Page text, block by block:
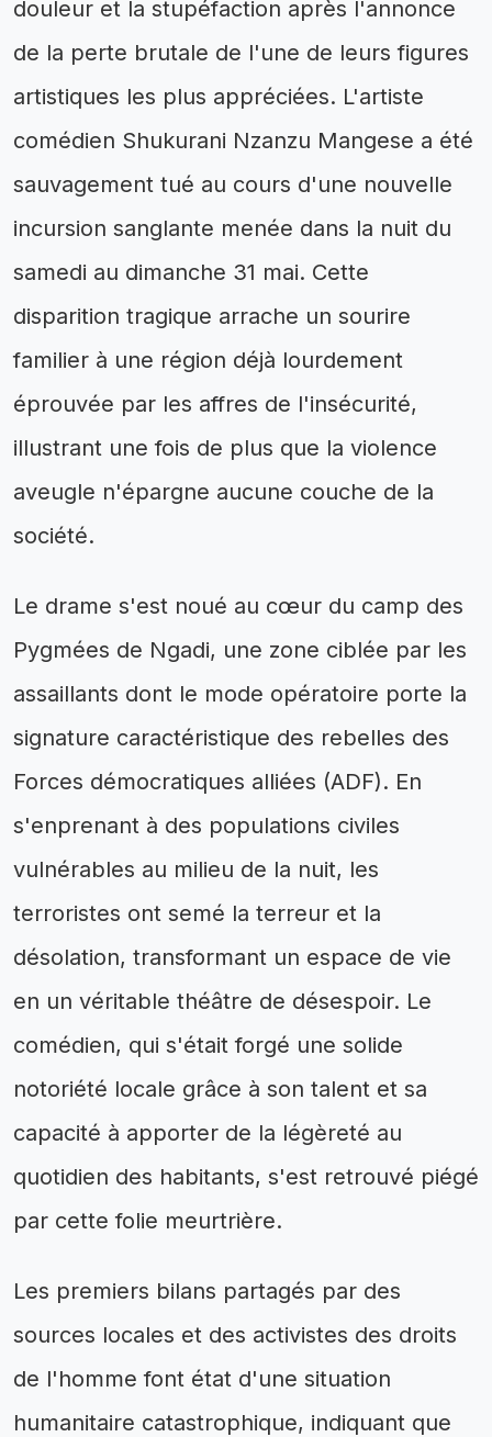
douleur et la stupéfaction après l'annonce
de la perte brutale de l'une de leurs figures
artistiques les plus appréciées. L'artiste
comédien Shukurani Nzanzu Mangese a été
sauvagement tué au cours d'une nouvelle
incursion sanglante menée dans la nuit du
samedi au dimanche 31 mai. Cette
disparition tragique arrache un sourire
familier à une région déjà lourdement
éprouvée par les affres de l'insécurité,
illustrant une fois de plus que la violence
aveugle n'épargne aucune couche de la
société.
Le drame s'est noué au cœur du camp des
Pygmées de Ngadi, une zone ciblée par les
assaillants dont le mode opératoire porte la
signature caractéristique des rebelles des
Forces démocratiques alliées (ADF). En
s'enprenant à des populations civiles
vulnérables au milieu de la nuit, les
terroristes ont semé la terreur et la
désolation, transformant un espace de vie
en un véritable théâtre de désespoir. Le
comédien, qui s'était forgé une solide
notoriété locale grâce à son talent et sa
capacité à apporter de la légèreté au
quotidien des habitants, s'est retrouvé piégé
par cette folie meurtrière.
Les premiers bilans partagés par des
sources locales et des activistes des droits
de l'homme font état d'une situation
humanitaire catastrophique, indiquant que